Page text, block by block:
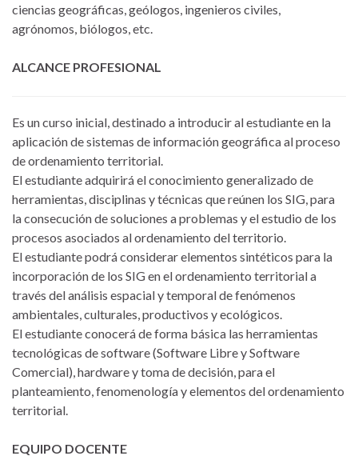
ciencias geográficas, geólogos, ingenieros civiles,
agrónomos, biólogos, etc.
ALCANCE PROFESIONAL
Es un curso inicial, destinado a introducir al estudiante en la
aplicación de sistemas de información geográfica al proceso
de ordenamiento territorial.
El estudiante adquirirá el conocimiento generalizado de
herramientas, disciplinas y técnicas que reúnen los SIG, para
la consecución de soluciones a problemas y el estudio de los
procesos asociados al ordenamiento del territorio.
El estudiante podrá considerar elementos sintéticos para la
incorporación de los SIG en el ordenamiento territorial a
través del análisis espacial y temporal de fenómenos
ambientales, culturales, productivos y ecológicos.
El estudiante conocerá de forma básica las herramientas
tecnológicas de software (Software Libre y Software
Comercial), hardware y toma de decisión, para el
planteamiento, fenomenología y elementos del ordenamiento
territorial.
EQUIPO DOCENTE